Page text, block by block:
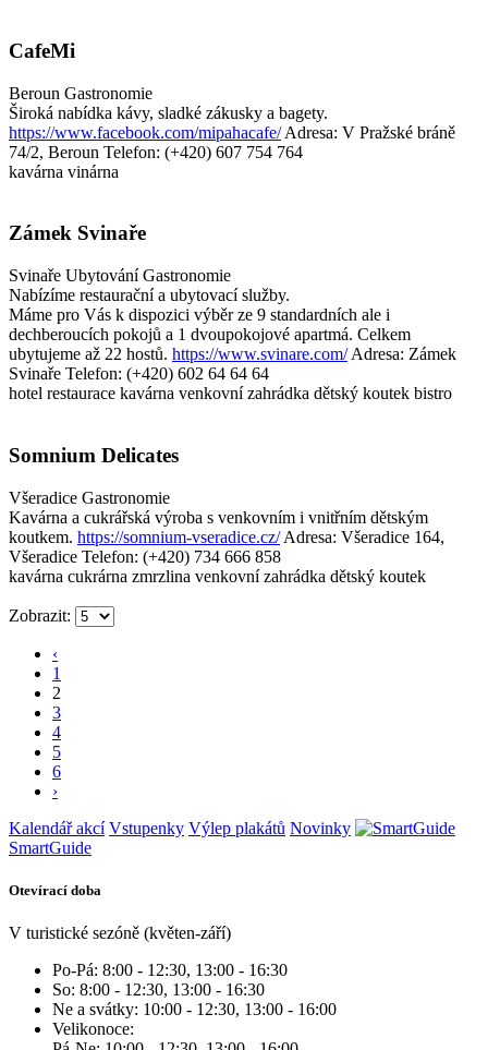
CafeMi
Beroun Gastronomie
Široká nabídka kávy, sladké zákusky a bagety.
https://www.facebook.com/mipahacafe/ Adresa: V Pražské bráně
74/2, Beroun Telefon: (+420) 607 754 764
kavárna vinárna
Zámek Svinaře
Svinaře Ubytování Gastronomie
Nabízíme restaurační a ubytovací služby.
Máme pro Vás k dispozici výběr ze 9 standardních ale i
dechberoucích pokojů a 1 dvoupokojové apartmá. Celkem
ubytujeme až 22 hostů. https://www.svinare.com/ Adresa: Zámek
Svinaře Telefon: (+420) 602 64 64 64
hotel restaurace kavárna venkovní zahrádka dětský koutek bistro
Somnium Delicates
Všeradice Gastronomie
Kavárna a cukrářská výroba s venkovním i vnitřním dětským
koutkem. https://somnium-vseradice.cz/ Adresa: Všeradice 164,
Všeradice Telefon: (+420) 734 666 858
kavárna cukrárna zmrzlina venkovní zahrádka dětský koutek
Zobrazit:
‹
1
2
3
4
5
6
›
Kalendář akcí Vstupenky Výlep plakátů Novinky
SmartGuide
Otevírací doba
V turistické sezóně (květen-září)
Po-Pá: 8:00 - 12:30, 13:00 - 16:30
So: 8:00 - 12:30, 13:00 - 16:30
Ne a svátky: 10:00 - 12:30, 13:00 - 16:00
Velikonoce: